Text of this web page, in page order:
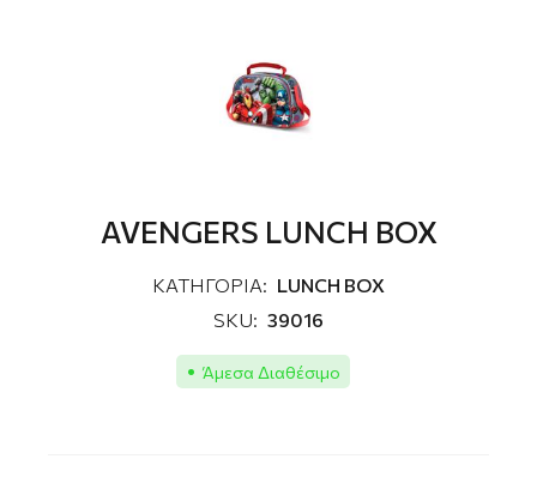
AVENGERS LUNCH BOX
ΚΑΤΗΓΟΡΙΑ: LUNCH BOX
SKU: 39016
Άμεσα Διαθέσιμο